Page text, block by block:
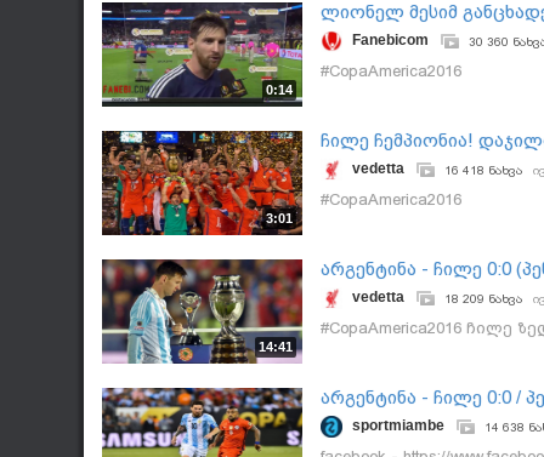
0:14
ლიონელ მესიმ
Fanebicom 30 360
#CopaAmerica2016
3:01
ჩილე ჩემპიონია!
vedetta 16 418 ნახვა
#CopaAmerica2016
14:41
არგენტინა - ჩილე 0:0
Copa America 2016
vedetta 18 209 ნახვა
#CopaAmerica2016 ჩილე
არგენტინა - ჩილე 0:0 /
sportmiambe 14 638